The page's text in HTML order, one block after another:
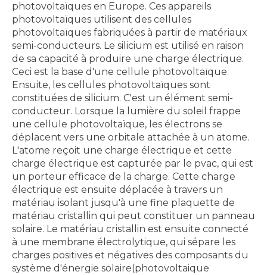
photovoltaïques en Europe. Ces appareils
photovoltaïques utilisent des cellules
photovoltaïques fabriquées à partir de matériaux
semi-conducteurs. Le silicium est utilisé en raison
de sa capacité à produire une charge électrique.
Ceci est la base d'une cellule photovoltaïque.
Ensuite, les cellules photovoltaïques sont
constituées de silicium. C'est un élément semi-
conducteur. Lorsque la lumière du soleil frappe
une cellule photovoltaïque, les électrons se
déplacent vers une orbitale attachée à un atome.
L'atome reçoit une charge électrique et cette
charge électrique est capturée par le pvac, qui est
un porteur efficace de la charge. Cette charge
électrique est ensuite déplacée à travers un
matériau isolant jusqu'à une fine plaquette de
matériau cristallin qui peut constituer un panneau
solaire. Le matériau cristallin est ensuite connecté
à une membrane électrolytique, qui sépare les
charges positives et négatives des composants du
système d'énergie solaire(photovoltaique